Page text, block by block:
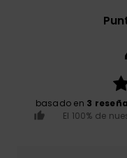
basado en 3
El 100% de